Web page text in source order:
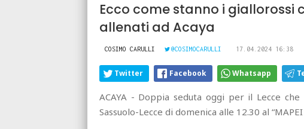
Ecco come stanno i giallorossi
allenati ad Acaya
COSIMO CARULLI @COSIMOCARULLI 17.04.2024 16:38
Twitter Facebook Whatsapp
ACAYA - Doppia seduta oggi per il Lecce
Sassuolo-Lecce di domenica alle 12.30 al